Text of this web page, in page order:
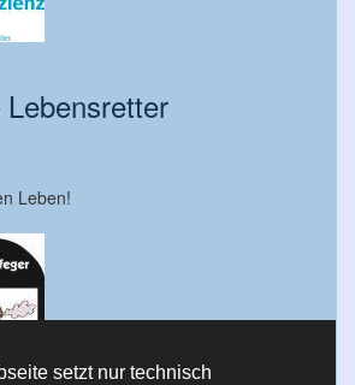
setzt nur technisch
Leben!